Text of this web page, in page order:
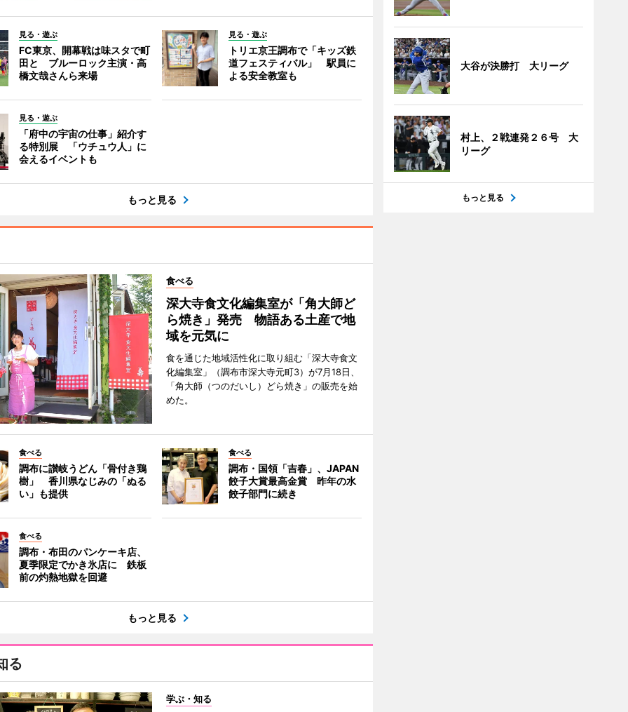
見る・遊ぶ
FC東京、開幕戦は味スタで町
田と ブルーロック主演・高
橋文哉さんら来場
見る・遊ぶ
トリエ京王調布で「キッズ鉄
道フェスティバル」 駅員に
よる安全教室も
見る・遊ぶ
「府中の宇宙の仕事」紹介す
る特別展 「ウチュウ人」に
会えるイベントも
もっと見る
食べる
深大寺食文化編集室が「角大師ど
ら焼き」発売 物語ある土産で地
域を元気に
食を通じた地域活性化に取り組む「深大寺食文
化編集室」（調布市深大寺元町3）が7月18日、
「角大師（つのだいし）どら焼き」の販売を始
めた。
食べる
調布に讃岐うどん「骨付き鶏
樹」 香川県なじみの「ぬる
い」も提供
食べる
調布・国領「吉春」、JAPAN
餃子大賞最高金賞 昨年の水
餃子部門に続き
食べる
調布・布田のパンケーキ店、
夏季限定でかき氷店に 鉄板
前の灼熱地獄を回避
もっと見る
る
学ぶ・知る
大谷が決勝打 大リーグ
村上、２戦連発２６号 大
リーグ
もっと見る